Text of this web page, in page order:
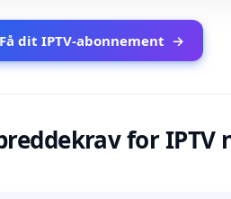
Få dit IPTV-abonnement →
for